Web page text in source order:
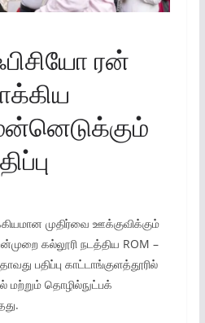
ரன்
முதிர்வை ஊக்குவிக்கும்
கல்லூரி நடத்திய ROM –
பதிப்பு காட்டாங்குளத்தூரில்
மற்றும் தொழில்நுட்பக்